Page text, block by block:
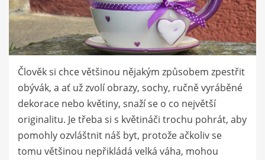
Člověk si chce většinou nějakým způsobem zpestřit
obývák, a ať už zvolí obrazy, sochy, ručně vyráběné
dekorace nebo květiny, snaží se o co největší
originalitu. Je třeba si s květináči trochu pohrát, aby
pomohly ozvláštnit náš byt, protože ačkoliv se
tomu většinou nepřikládá velká váha, mohou